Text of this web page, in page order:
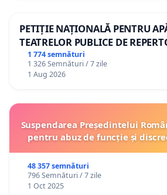
PETIȚIE NAȚIONALĂ PENTRU
TEATRELOR PUBLICE DE
ROMÂNIA
1 774 semnături
1 326 Semnături / 7 zile
1 Aug 2026
Suspendarea Președintelui
pentru abuz de funcție și
48 357 semnături
796 Semnături / 7 zile
1 Oct 2025